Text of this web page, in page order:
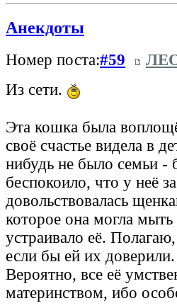
Анекдоты
Номер поста:#59
Из сети.
Эта кошка была
своё счастье видела в
нибудь не было семьи -
беспокоило, что у неё
довольствовалась
которое она могла
устраивало её.
если бы ей их доверили.
Вероятно, все её
материнством, ибо